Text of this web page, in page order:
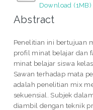
Download (1MB)
Abstract
Penelitian ini bertujuan
profil minat belajar dan
minat belajar siswa
Sawan terhadap mata
adalah penelitian mix
sekuensial. Subjek
diambil dengan teknik